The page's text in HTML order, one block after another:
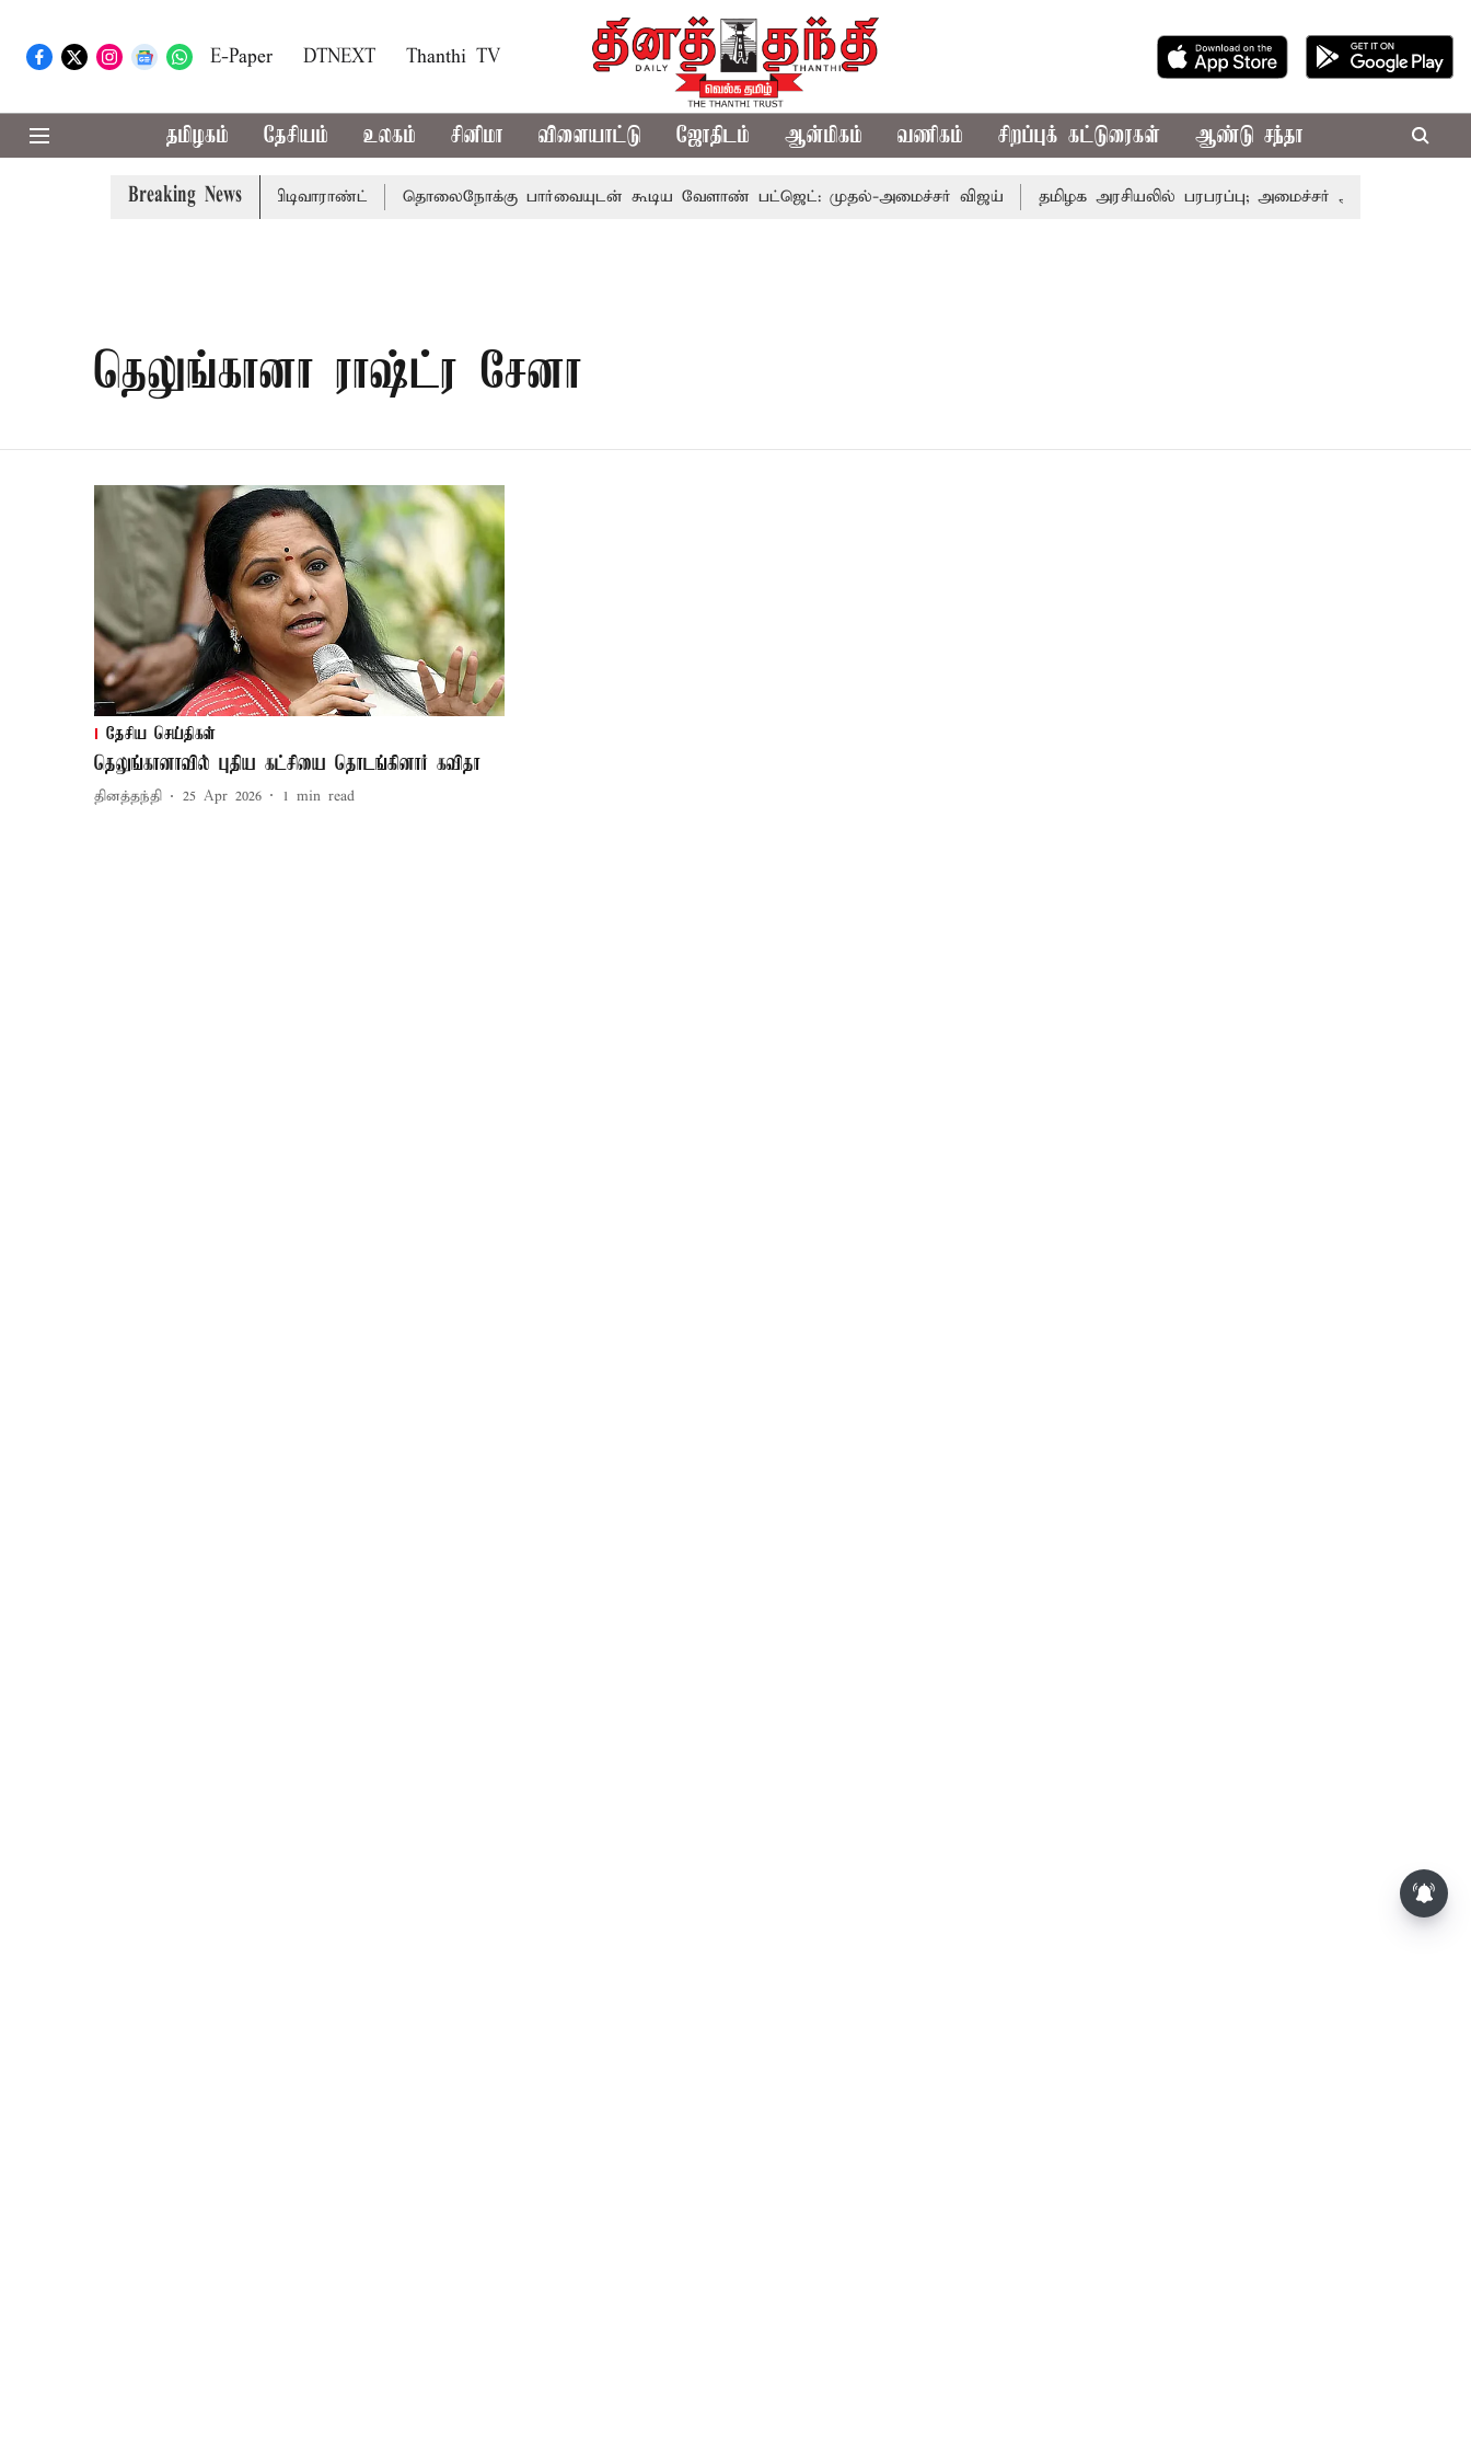
E-Paper DTNEXT Thanthi TV
தமிழகம் தேசியம் உலகம் சினிமா விளையாட்டு ஜோதிடம் ஆன்மிகம் வணிகம் சிறப்புக் கட்டுரைகள் ஆண்டு சந்தா
Breaking News
சென்னை நீதிமன்றம் பிடிவாராண்ட் தொலைநோக்கு பார்வையுடன் கூடிய வேளாண் பட்ஜெட்: முதல்-அமைச்சர் விஜய் தமிழக அரசியலில் பரபரப்பு; அமைச்சர் ஆனந்த் உடன்
தெலுங்கானா ராஷ்ட்ர சேனா
தேசிய செய்திகள்
தெலுங்கானாவில் புதிய கட்சியை தொடங்கினார் கவிதா
தினத்தந்தி 25 Apr 2026 1 min read